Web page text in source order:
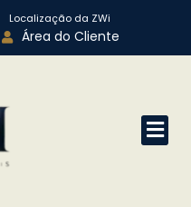
Localização da ZWi
Área do Cliente